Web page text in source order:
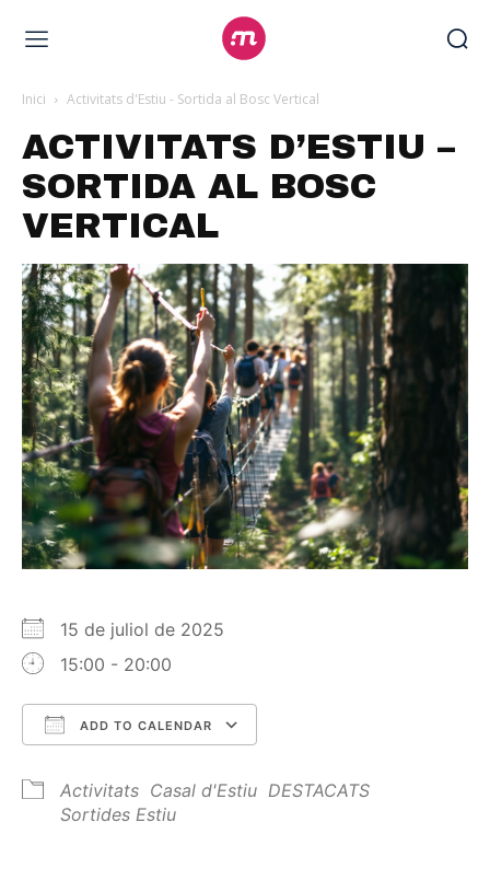
Inici Activitats d'Estiu - Sortida al Bosc Vertical
ACTIVITATS D’ESTIU –
SORTIDA AL BOSC
VERTICAL
15 de juliol de 2025
15:00 - 20:00
ADD TO CALENDAR
Activitats Casal d'Estiu DESTACATS
Sortides Estiu